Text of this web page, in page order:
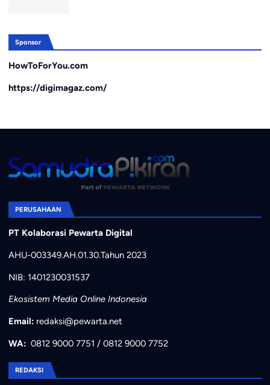
Sponsor
HowToForYou.com
https://digimagaz.com/
PERUSAHAAN
PT Kolaborasi Pewarta Digital
AHU-003349.AH.01.30.Tahun 2023
NIB: 1401230031537
Ekosistem Media Online Indonesia
Email: redaksi@pewarta.net
WA: 0812 9000 7751 / 0812 9000 7752
REDAKSI